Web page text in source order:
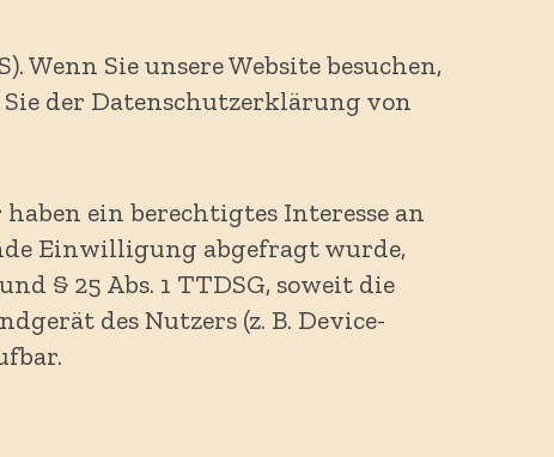
Wenn Sie unsere Website besuchen,
der Datenschutzerklärung von
ein berechtigtes Interesse an
Einwilligung abgefragt wurde,
§ 25 Abs. 1 TTDSG, soweit die
des Nutzers (z. B. Device-